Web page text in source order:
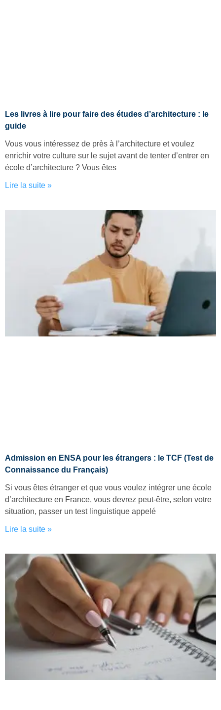
Les livres à lire pour faire des études d’architecture : le
guide
Vous vous intéressez de près à l’architecture et voulez
enrichir votre culture sur le sujet avant de tenter d’entrer en
école d’architecture ? Vous êtes
Lire la suite »
Admission en ENSA pour les étrangers : le TCF (Test de
Connaissance du Français)
Si vous êtes étranger et que vous voulez intégrer une école
d’architecture en France, vous devrez peut-être, selon votre
situation, passer un test linguistique appelé
Lire la suite »